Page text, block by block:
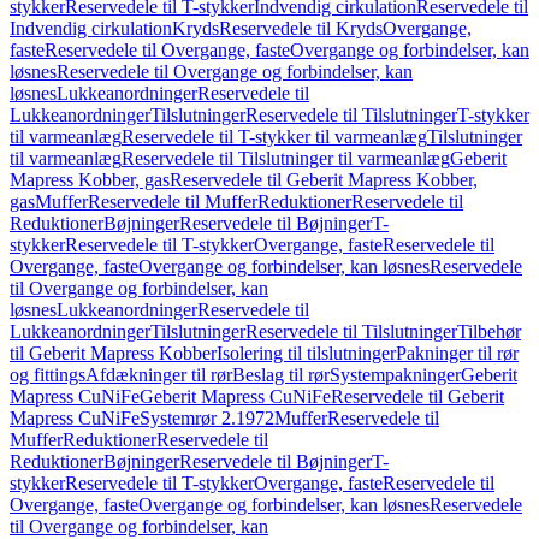
stykkerReservedele til T-stykkerIndvendig cirkulationReservedele til
Indvendig cirkulationKrydsReservedele til KrydsOvergange,
fasteReservedele til Overgange, fasteOvergange og forbindelser, kan
løsnesReservedele til Overgange og forbindelser, kan
løsnesLukkeanordningerReservedele til
LukkeanordningerTilslutningerReservedele til TilslutningerT-stykker
til varmeanlægReservedele til T-stykker til varmeanlægTilslutninger
til varmeanlægReservedele til Tilslutninger til varmeanlægGeberit
Mapress Kobber, gasReservedele til Geberit Mapress Kobber,
gasMufferReservedele til MufferReduktionerReservedele til
ReduktionerBøjningerReservedele til BøjningerT-
stykkerReservedele til T-stykkerOvergange, fasteReservedele til
Overgange, fasteOvergange og forbindelser, kan løsnesReservedele
til Overgange og forbindelser, kan
løsnesLukkeanordningerReservedele til
LukkeanordningerTilslutningerReservedele til TilslutningerTilbehør
til Geberit Mapress KobberIsolering til tilslutningerPakninger til rør
og fittingsAfdækninger til rørBeslag til rørSystempakningerGeberit
Mapress CuNiFeGeberit Mapress CuNiFeReservedele til Geberit
Mapress CuNiFeSystemrør 2.1972MufferReservedele til
MufferReduktionerReservedele til
ReduktionerBøjningerReservedele til BøjningerT-
stykkerReservedele til T-stykkerOvergange, fasteReservedele til
Overgange, fasteOvergange og forbindelser, kan løsnesReservedele
til Overgange og forbindelser, kan